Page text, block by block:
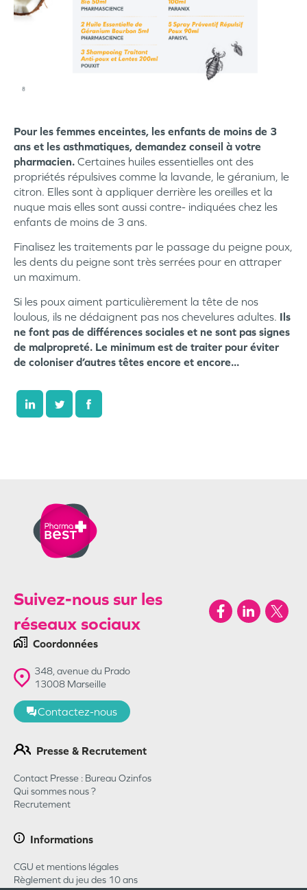
Pour les femmes enceintes, les enfants de moins de 3
ans et les asthmatiques, demandez conseil à votre
pharmacien. Certaines huiles essentielles ont des
propriétés répulsives comme la lavande, le géranium, le
citron. Elles sont à appliquer derrière les oreilles et la
nuque mais elles sont aussi contre- indiquées chez les
enfants de moins de 3 ans.
Finalisez les traitements par le passage du peigne poux,
les dents du peigne sont très serrées pour en attraper
un maximum.
Si les poux aiment particulièrement la tête de nos
loulous, ils ne dédaignent pas nos chevelures adultes. Ils
ne font pas de différences sociales et ne sont pas signes
de malpropreté. Le minimum est de traiter pour éviter
de coloniser d’autres têtes encore et encore...
Suivez-nous sur les
réseaux sociaux
Coordonnées
348, avenue du Prado
13008 Marseille
Contactez-nous
Presse & Recrutement
Contact Presse : Bureau Ozinfos
Qui sommes nous ?
Recrutement
Informations
CGU et mentions légales
Règlement du jeu des 10 ans